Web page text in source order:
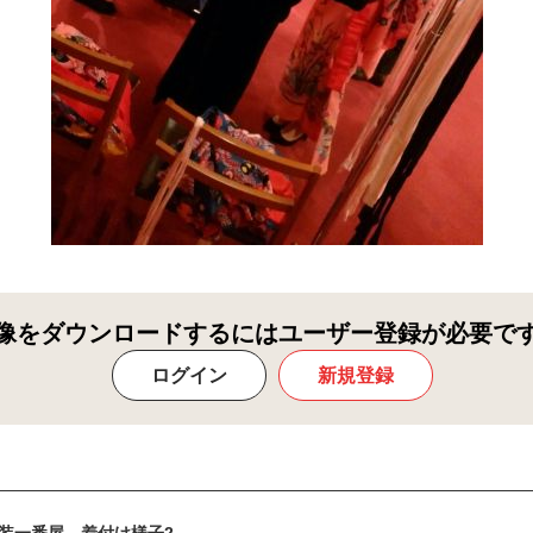
をダウンロードするにはユーザー登録が必要で
ログイン 新規登録